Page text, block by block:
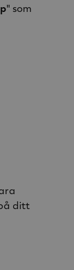
" som
ditt